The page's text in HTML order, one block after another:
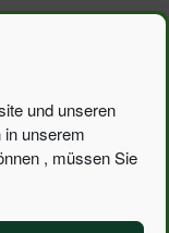
und unseren
unserem
, müssen Sie